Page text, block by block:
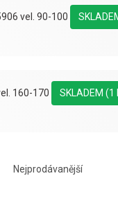
vel. 90-100
160-170 SKLADEM (1
Nejprodávanější